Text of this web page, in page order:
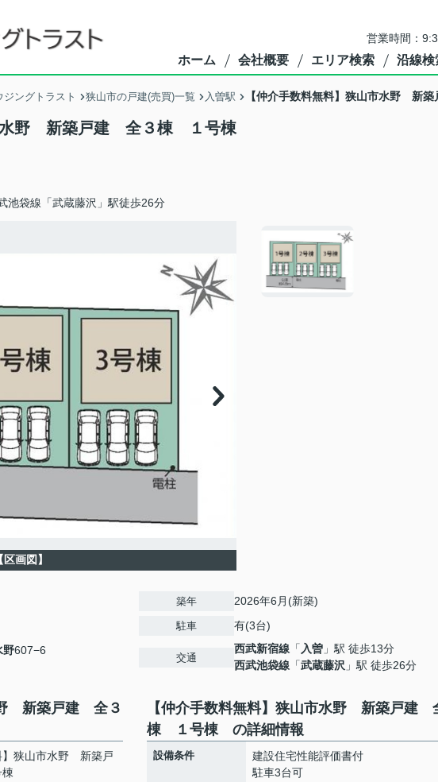
営業時間：
ホーム 会社概要 エリア検索 沿線検
ングトラスト 狭山市の戸建(売買)一覧 入曽駅 【仲介手数料無料】狭山市水野
水野 新築戸建 全３棟 １号棟
池袋線「武蔵藤沢」駅徒歩26分
区画図】
野607−6
築年 2026年6月(新築)
駐車 有(3台)
交通
西武新宿線 「 入曽 」駅 徒歩13分
西武池袋線 「武蔵藤沢 」駅 徒歩26分
野 新築戸建 全３
】狭山市水野 新築戸
棟
【仲介手数料無料】狭山市水野 新築戸建
棟 １号棟 の詳細情報
設備条件
建設住宅性能評価書付
駐車3台可